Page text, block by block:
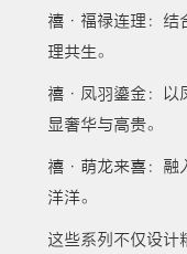
禧·福禄连理：结
理共生。
禧·凤羽鎏金：以
显奢华与高贵。
禧·萌龙来喜：融
洋洋。
这些系列不仅设计